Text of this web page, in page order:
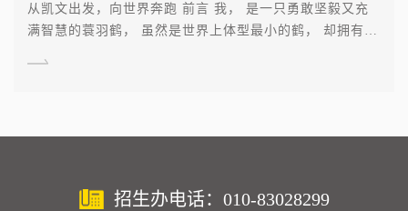
从凯文出发，向世界奔跑 前言 我， 是一只勇敢坚毅又充
满智慧的蓑羽鹤， 虽然是世界上体型最小的鹤， 却拥有不
招生办电话：010-83028299